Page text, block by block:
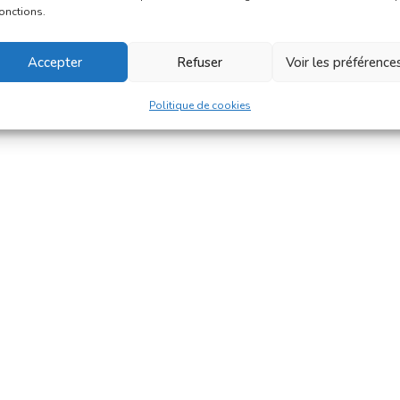
Accepter Refuser Voir les
Politique de cookies